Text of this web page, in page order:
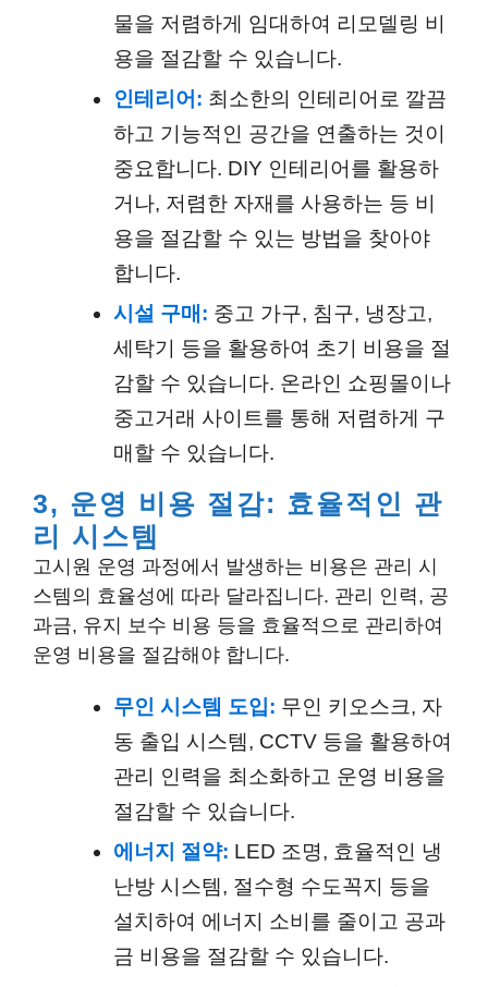
물을 저렴하게 임대하여 리모델링 비
용을 절감할 수 있습니다.
인테리어: 최소한의 인테리어로 깔끔
하고 기능적인 공간을 연출하는 것이
중요합니다. DIY 인테리어를 활용하
거나, 저렴한 자재를 사용하는 등 비
용을 절감할 수 있는 방법을 찾아야
합니다.
시설 구매: 중고 가구, 침구, 냉장고,
세탁기 등을 활용하여 초기 비용을 절
감할 수 있습니다. 온라인 쇼핑몰이나
중고거래 사이트를 통해 저렴하게 구
매할 수 있습니다.
3, 운영 비용 절감: 효율적인 관
리 시스템
고시원 운영 과정에서 발생하는 비용은 관리 시
스템의 효율성에 따라 달라집니다. 관리 인력, 공
과금, 유지 보수 비용 등을 효율적으로 관리하여
운영 비용을 절감해야 합니다.
무인 시스템 도입: 무인 키오스크, 자
동 출입 시스템, CCTV 등을 활용하여
관리 인력을 최소화하고 운영 비용을
절감할 수 있습니다.
에너지 절약: LED 조명, 효율적인 냉
난방 시스템, 절수형 수도꼭지 등을
설치하여 에너지 소비를 줄이고 공과
금 비용을 절감할 수 있습니다.